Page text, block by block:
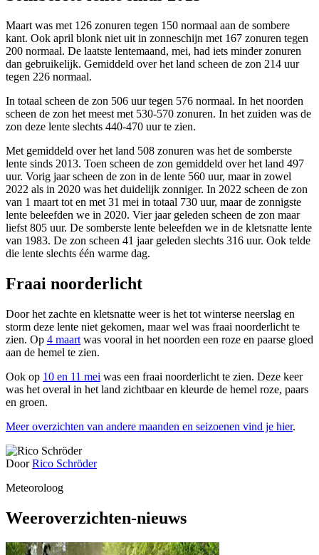
Maart was met 126 zonuren tegen 150 normaal aan de sombere
kant. Ook april blonk niet uit in zonneschijn met 167 zonuren tegen
200 normaal. De laatste lentemaand, mei, had iets minder zonuren
dan gebruikelijk. Gemiddeld over het land scheen de zon 214 uur
tegen 226 normaal.
In totaal scheen de zon 506 uur tegen 576 normaal. In het noorden
scheen de zon het meest met 530-570 zonuren. In het zuiden was de
zon deze lente slechts 440-470 uur te zien.
Met gemiddeld over het land 508 zonuren was het de somberste
lente sinds 2013. Toen scheen de zon gemiddeld over het land 497
uur. Vorig jaar scheen de zon in de lente 560 uur, maar in zowel
2022 als in 2020 was het duidelijk zonniger. In 2022 scheen de zon
van 1 maart tot en met 31 mei in totaal 730 uur, maar de zonnigste
lente beleefden we in 2020. Vier jaar geleden scheen de zon maar
liefst 805 uur. De somberste lente beleefden we in de kletsnatte lente
van 1983. De zon scheen 41 jaar geleden slechts 316 uur. Ook telde
die lente slechts één warme dag.
Fraai noorderlicht
Door het zachte en kletsnatte weer is het tot winterse neerslag en
storm deze lente niet gekomen, maar wel was fraai noorderlicht te
zien. Op 4 maart was vooral in het noorden een roze en paarse gloed
aan de hemel te zien.
Ook op 10 en 11 mei was een fraai noorderlicht te zien. Deze keer
was het overal in het land zichtbaar en kleurde de hemel roze, paars
en groen.
Meer overzichten van andere maanden en seizoenen vind je hier.
DoorRico Schröder
Meteoroloog
Weeroverzichten-nieuws